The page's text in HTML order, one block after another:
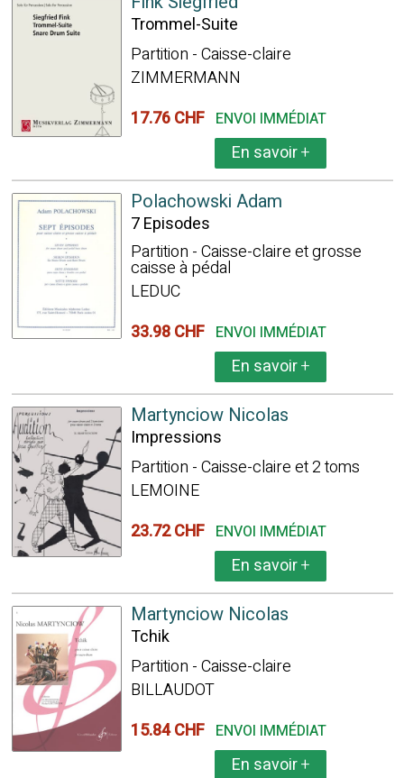
Trommel-Suite
Partition - Caisse-claire
ZIMMERMANN
17.76 CHF ENVOI IMMÉDIAT
En savoir+
Polachowski Adam
7 Episodes
Partition - Caisse-claire et grosse
caisse à pédal
LEDUC
33.98 CHF ENVOI IMMÉDIAT
En savoir+
Martynciow Nicolas
Impressions
Partition - Caisse-claire et 2 toms
LEMOINE
23.72 CHF ENVOI IMMÉDIAT
En savoir+
Martynciow Nicolas
Tchik
Partition - Caisse-claire
BILLAUDOT
15.84 CHF ENVOI IMMÉDIAT
En savoir+